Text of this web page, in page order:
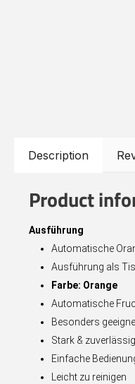
Description
Product
Ausführung
Automatische
Ausführung als
Farbe: Orange
Automatische
Besonders
Stark & zuverlässig
Einfache
Leicht zu reinigen